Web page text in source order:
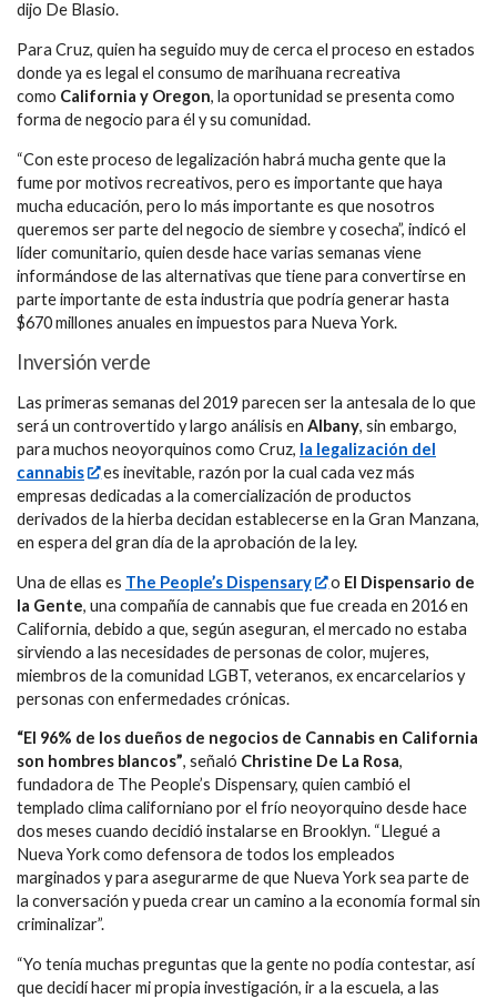
dijo De Blasio.
Para Cruz, quien ha seguido muy de cerca el proceso en estados
donde ya es legal el consumo de marihuana recreativa
como California y Oregon, la oportunidad se presenta como
forma de negocio para él y su comunidad.
“Con este proceso de legalización habrá mucha gente que la
fume por motivos recreativos, pero es importante que haya
mucha educación, pero lo más importante es que nosotros
queremos ser parte del negocio de siembre y cosecha”, indicó el
líder comunitario, quien desde hace varias semanas viene
informándose de las alternativas que tiene para convertirse en
parte importante de esta industria que podría generar hasta
$670 millones anuales en impuestos para Nueva York.
Inversión verde
Las primeras semanas del 2019 parecen ser la antesala de lo que
será un controvertido y largo análisis en Albany, sin embargo,
para muchos neoyorquinos como Cruz, la legalización del
cannabis
es inevitable, razón por la cual cada vez más
empresas dedicadas a la comercialización de productos
derivados de la hierba decidan establecerse en la Gran Manzana,
en espera del gran día de la aprobación de la ley.
Una de ellas es The People’s Dispensary o El Dispensario de
la Gente, una compañía de cannabis que fue creada en 2016 en
California, debido a que, según aseguran, el mercado no estaba
sirviendo a las necesidades de personas de color, mujeres,
miembros de la comunidad LGBT, veteranos, ex encarcelarios y
personas con enfermedades crónicas.
“El 96% de los dueños de negocios de Cannabis en California
son hombres blancos”, señaló Christine De La Rosa,
fundadora de The People’s Dispensary, quien cambió el
templado clima californiano por el frío neoyorquino desde hace
dos meses cuando decidió instalarse en Brooklyn. “Llegué a
Nueva York como defensora de todos los empleados
marginados y para asegurarme de que Nueva York sea parte de
la conversación y pueda crear un camino a la economía formal sin
criminalizar”.
“Yo tenía muchas preguntas que la gente no podía contestar, así
que decidí hacer mi propia investigación, ir a la escuela, a las